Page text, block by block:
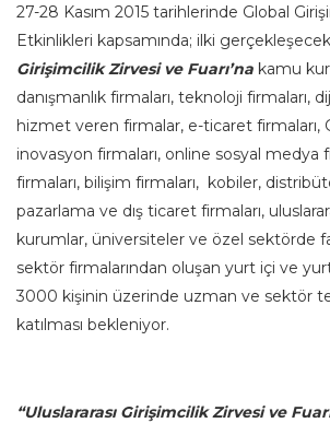
27-28 Kasım 2015 tarihlerinde Global
Etkinlikleri kapsamında; ilki
Girişimcilik Zirvesi ve Fuarı’na kamu
danışmanlık firmaları, teknoloji firmaları,
hizmet veren firmalar, e-ticaret firmaları,
inovasyon firmaları, online sosyal medya
firmaları, bilişim firmaları, kobiler,
pazarlama ve dış ticaret firmaları,
kurumlar, üniversiteler ve özel sektörde
sektör firmalarından oluşan yurt içi ve
3000 kişinin üzerinde uzman ve sektör
katılması bekleniyor.
“Uluslararası Girişimcilik Zirvesi ve